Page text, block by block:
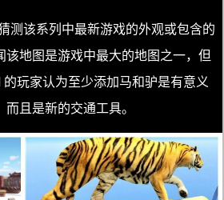
测该系列中最新游戏的外观或包含的
该地图是游戏中最大的地图之一，但
玩家认为至少添加马和驴是有意义
且是新的交通工具。